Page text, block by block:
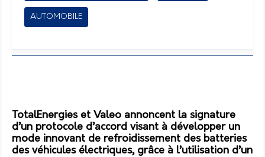
AUTOMOBILE
TotalEnergies et Valeo annoncent la signature
d’un protocole d’accord visant à développer un
mode innovant de refroidissement des batteries
des véhicules électriques, grâce à l’utilisation d’un